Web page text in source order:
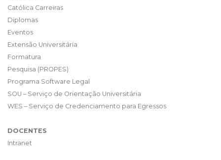
Católica Carreiras
Diplomas
Eventos
Extensão Universitária
Formatura
Pesquisa (PROPES)
Programa Software Legal
SOU – Serviço de Orientação Universitária
WES – Serviço de Credenciamento para Egressos
DOCENTES
Intranet